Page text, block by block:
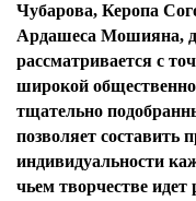
Чубарова, Керопа
Ардашеса Мошияна,
рассматривается с
широкой
тщательно
позволяет составить
индивидуальности
чьем творчестве идет